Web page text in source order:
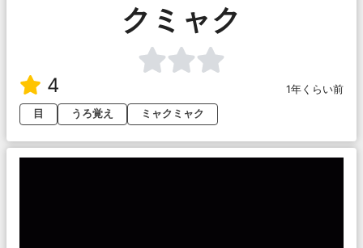
クミャク
4
1年くらい前
目
うろ覚え ミャクミャク